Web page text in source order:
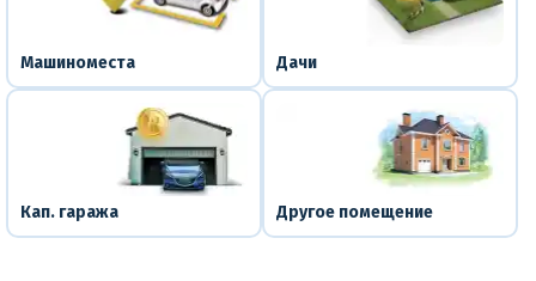
Машиноместа Дачи
Кап. гаража Другое помещение